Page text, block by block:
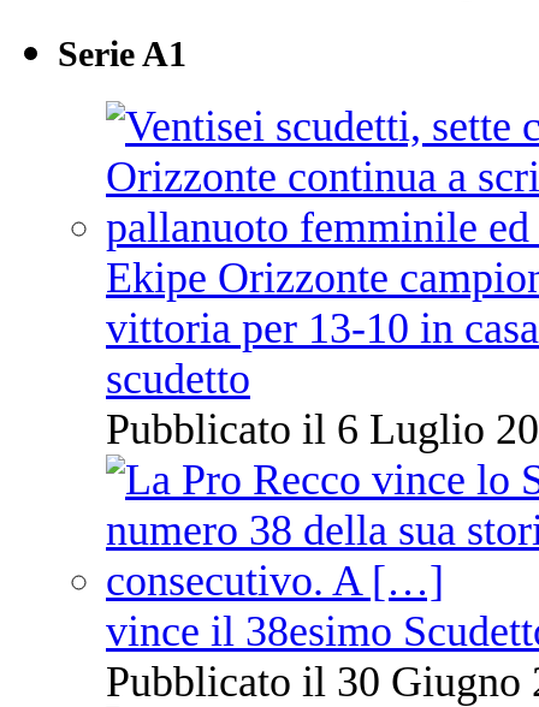
Serie A1
Ekipe Orizzonte
vittoria per 13-10 in
scudetto
Pubblicato il 6 Luglio
vince il 38esimo
Pubblicato il 30 Giugno